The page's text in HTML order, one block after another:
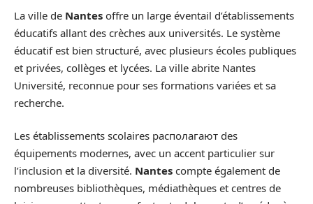
La ville de Nantes offre un large éventail d’établissements
éducatifs allant des crèches aux universités. Le système
éducatif est bien structuré, avec plusieurs écoles publiques
et privées, collèges et lycées. La ville abrite Nantes
Université, reconnue pour ses formations variées et sa
recherche.
Les établissements scolaires располагают des
équipements modernes, avec un accent particulier sur
l’inclusion et la diversité. Nantes compte également de
nombreuses bibliothèques, médiathèques et centres de